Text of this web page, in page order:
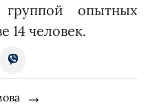
опытных
14 человек.